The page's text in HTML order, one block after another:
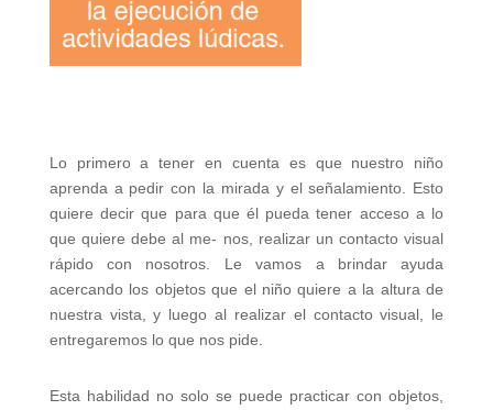
Lo primero a tener en cuenta es que nuestro niño
aprenda a pedir con la mirada y el señalamiento. Esto
quiere decir que para que él pueda tener acceso a lo
que quiere debe al me- nos, realizar un contacto visual
rápido con nosotros. Le vamos a brindar ayuda
acercando los objetos que el niño quiere a la altura de
nuestra vista, y luego al realizar el contacto visual, le
entregaremos lo que nos pide.
Esta habilidad no solo se puede practicar con objetos,